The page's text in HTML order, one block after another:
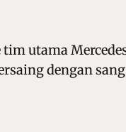
utama
dengan